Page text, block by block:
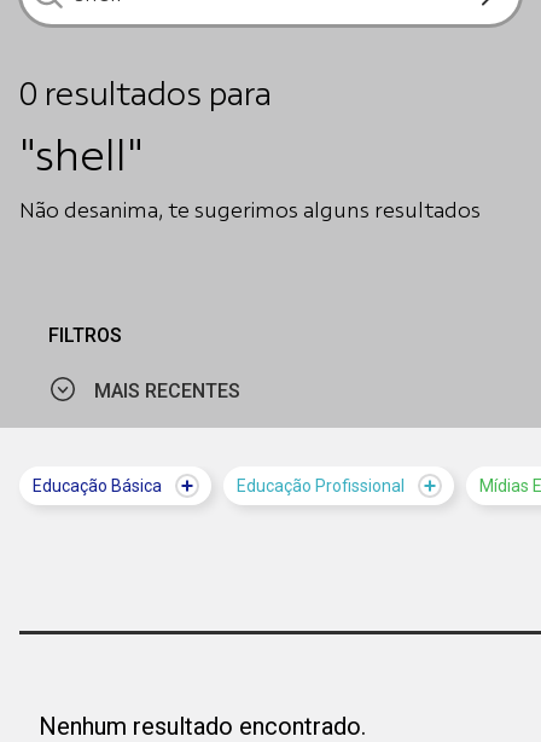
0 resultados para
"shell"
Não desanima, te sugerimos alguns resultados
FILTROS
MAIS RECENTES
Educação Básica Educação Profissional Mídias
Nenhum resultado encontrado.